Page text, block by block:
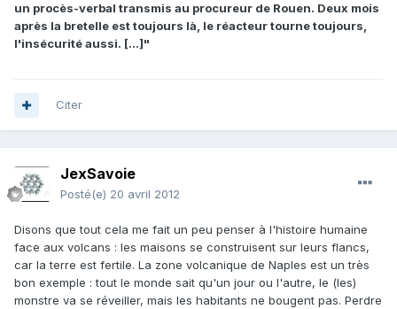
un procès-verbal transmis au procureur de Rouen. Deux mois
après la bretelle est toujours là, le réacteur tourne toujours,
l'insécurité aussi. [...]"
Citer
JexSavoie
Posté(e) 20 avril 2012
Disons que tout cela me fait un peu penser à l'histoire humaine
face aux volcans : les maisons se construisent sur leurs flancs,
car la terre est fertile. La zone volcanique de Naples est un très
bon exemple : tout le monde sait qu'un jour ou l'autre, le (les)
monstre va se réveiller, mais les habitants ne bougent pas. Perdre